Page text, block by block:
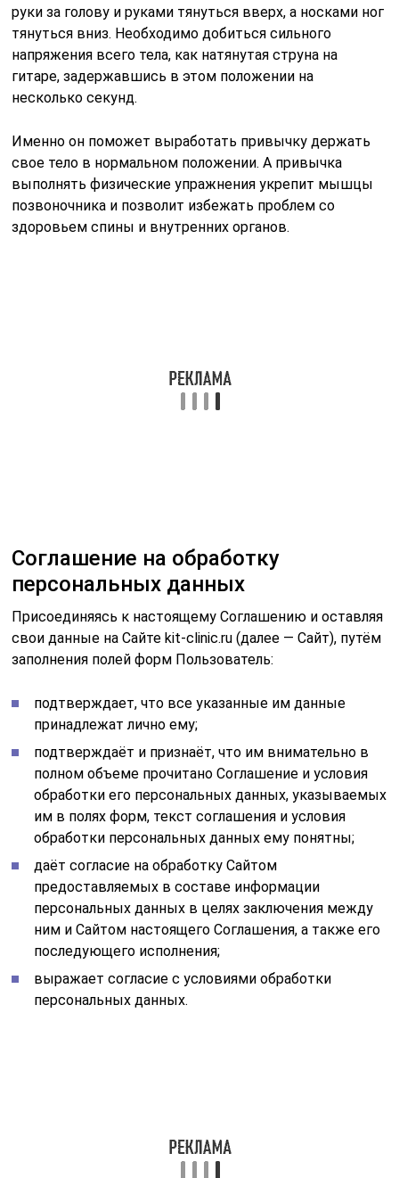
руки за голову и руками тянуться вверх, а носками ног
тянуться вниз. Необходимо добиться сильного
напряжения всего тела, как натянутая струна на
гитаре, задержавшись в этом положении на
несколько секунд.
Именно он поможет выработать привычку держать
свое тело в нормальном положении. А привычка
выполнять физические упражнения укрепит мышцы
позвоночника и позволит избежать проблем со
здоровьем спины и внутренних органов.
Соглашение на обработку
персональных данных
Присоединяясь к настоящему Соглашению и оставляя
свои данные на Сайте kit-clinic.ru (далее — Сайт), путём
заполнения полей форм Пользователь:
подтверждает, что все указанные им данные
принадлежат лично ему;
подтверждаёт и признаёт, что им внимательно в
полном объеме прочитано Cоглашение и условия
обработки его персональных данных, указываемых
им в полях форм, текст соглашения и условия
обработки персональных данных ему понятны;
даёт согласие на обработку Сайтом
предоставляемых в составе информации
персональных данных в целях заключения между
ним и Сайтом настоящего Соглашения, а также его
последующего исполнения;
выражает согласие с условиями обработки
персональных данных.